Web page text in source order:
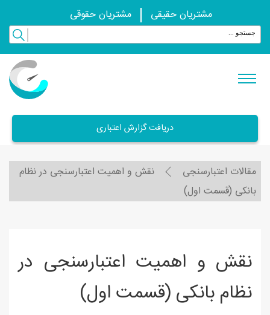
مشتریان حقیقی مشتریان حقوقی
دریافت گزارش اعتباری
مقالات اعتبارسنجی
نقش و اهمیت اعتبارسنجی در نظام
بانکی (قسمت اول)
نقش و اهمیت اعتبارسنجی در
نظام بانکی (قسمت اول)